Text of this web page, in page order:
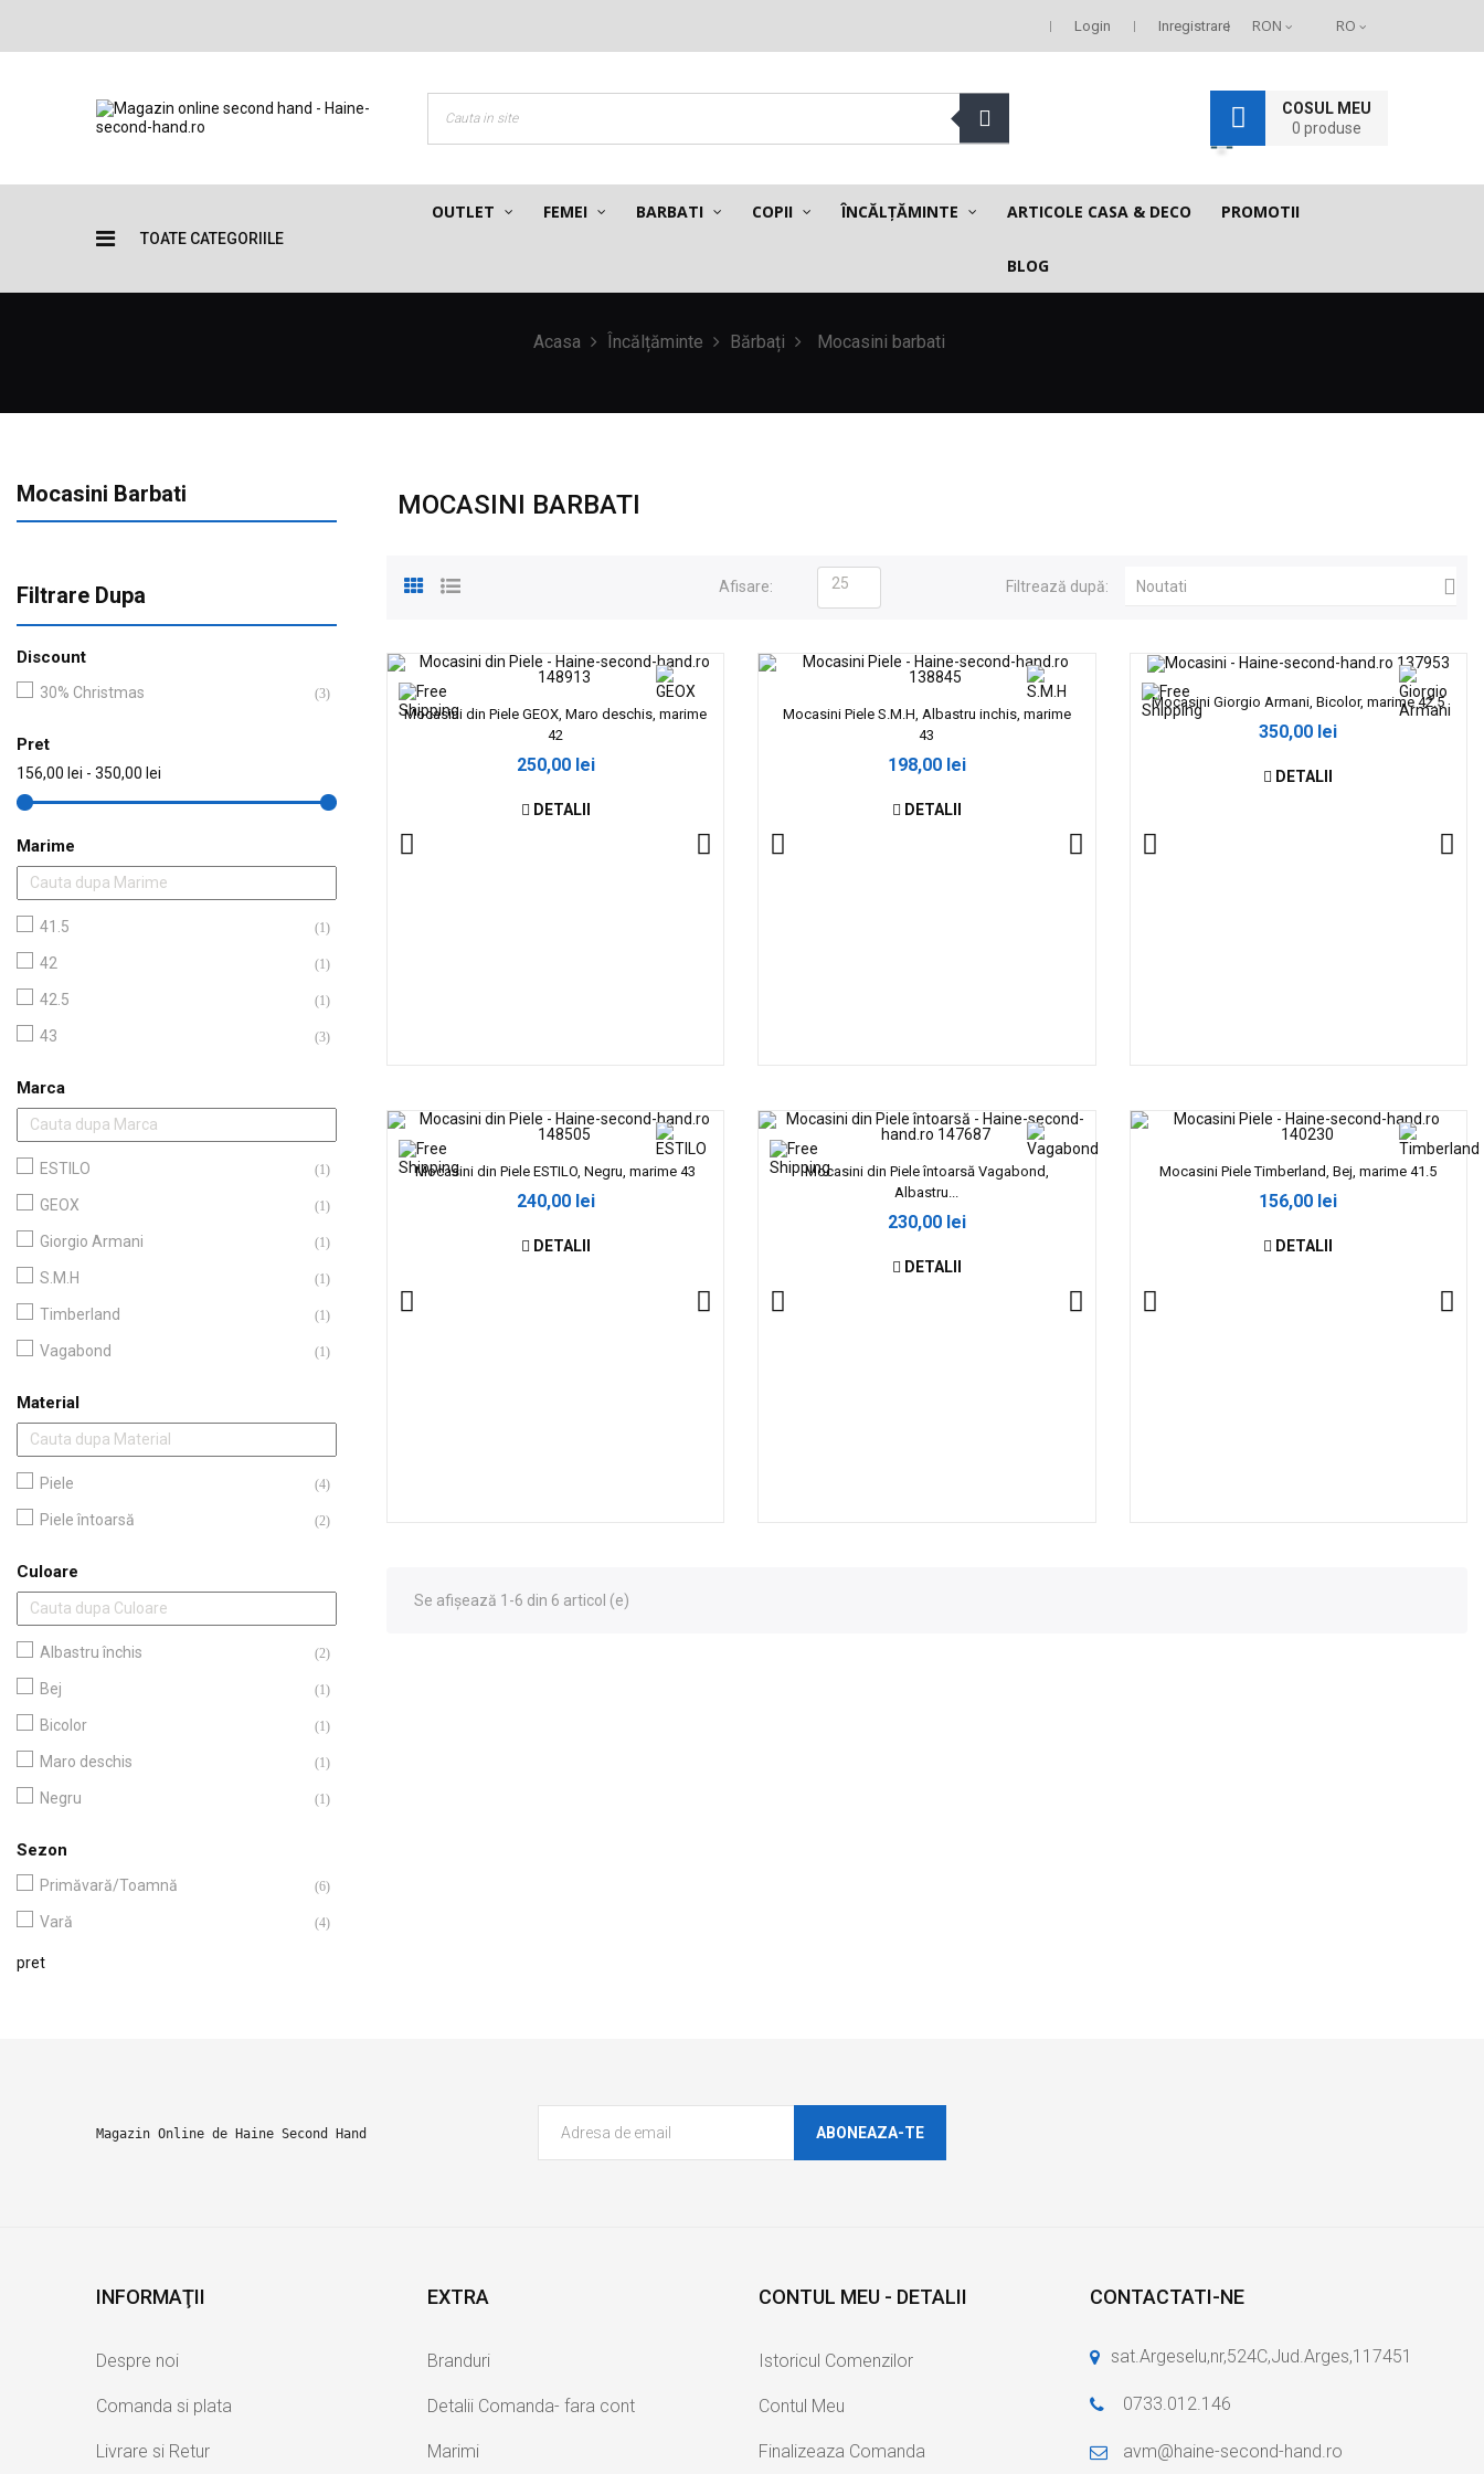
RO
RON
Login Inregistrare
COSUL MEU
0 produse
TOATE CATEGORIILE
OUTLET FEMEI BARBATI COPII ÎNCĂLȚĂMINTE ARTICOLE CASA & DECO PROMOTII
BLOG
Acasa Încălțăminte Bărbați Mocasini barbati
Mocasini Barbati
Filtrare Dupa
Discount
30% Christmas (3)
Pret
156,00 lei - 350,00 lei
Marime
41.5 (1)
42 (1)
42.5 (1)
43 (3)
Marca
ESTILO (1)
GEOX (1)
Giorgio Armani (1)
S.M.H (1)
Timberland (1)
Vagabond (1)
Material
Piele (4)
Piele întoarsă (2)
Culoare
Albastru închis (2)
Bej (1)
Bicolor (1)
Maro deschis (1)
Negru (1)
Sezon
Primăvară/Toamnă (6)
Vară (4)
pret
MOCASINI BARBATI
Afisare: 25 Filtrează după: Noutati 
Mocasini din Piele GEOX, Maro deschis, marime
42
250,00 lei
DETALII
Mocasini Piele S.M.H, Albastru inchis, marime
43
198,00 lei
DETALII
Mocasini Giorgio Armani, Bicolor, marime 42.5
350,00 lei
DETALII
Mocasini din Piele ESTILO, Negru, marime 43
240,00 lei
DETALII
Mocasini din Piele întoarsă Vagabond,
Albastru...
230,00 lei
DETALII
Mocasini Piele Timberland, Bej, marime 41.5
156,00 lei
DETALII
Se afișează 1-6 din 6 articol (e)
Magazin Online de Haine Second Hand ABONEAZA-TE
INFORMAŢII
Despre noi
Comanda si plata
Livrare si Retur
EXTRA
Branduri
Detalii Comanda- fara cont
Marimi
CONTUL MEU - DETALII
Istoricul Comenzilor
Contul Meu
Finalizeaza Comanda
CONTACTATI-NE
sat.Argeselu,nr,524C,Jud.Arges,117451
0733.012.146
avm@haine-second-hand.ro